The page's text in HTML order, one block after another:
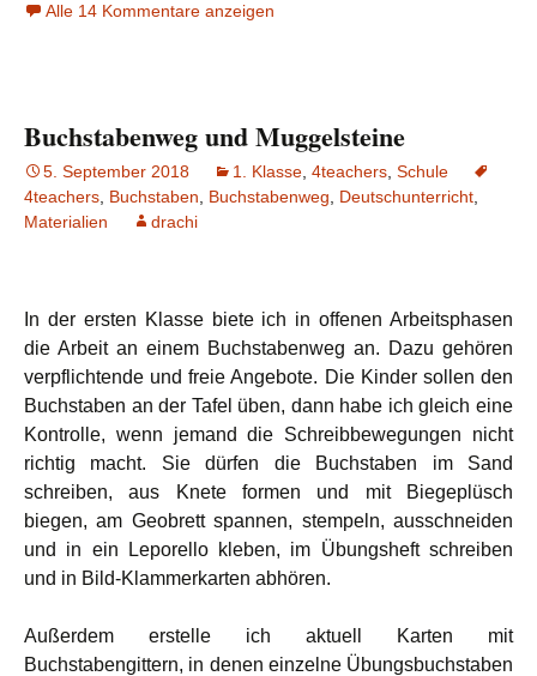
Alle 14 Kommentare anzeigen
Buchstabenweg und Muggelsteine
5. September 2018 1. Klasse 4teachers Schule
4teachers Buchstaben Buchstabenweg Deutschunterricht
Materialien
drachi
In der ersten Klasse biete ich in offenen Arbeitsphasen
die Arbeit an einem Buchstabenweg an. Dazu gehören
verpflichtende und freie Angebote. Die Kinder sollen den
Buchstaben an der Tafel üben, dann habe ich gleich eine
Kontrolle, wenn jemand die Schreibbewegungen nicht
richtig macht. Sie dürfen die Buchstaben im Sand
schreiben, aus Knete formen und mit Biegeplüsch
biegen, am Geobrett spannen, stempeln, ausschneiden
und in ein Leporello kleben, im Übungsheft schreiben
und in Bild-Klammerkarten abhören.
Außerdem erstelle ich aktuell Karten mit
Buchstabengittern, in denen einzelne Übungsbuchstaben